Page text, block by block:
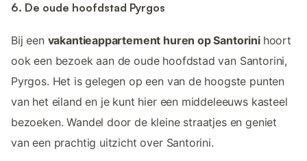
6. De oude hoofdstad Pyrgos
Bij een vakantieappartement huren op Santorini hoort
ook een bezoek aan de oude hoofdstad van Santorini,
Pyrgos. Het is gelegen op een van de hoogste punten
van het eiland en je kunt hier een middeleeuws kasteel
bezoeken. Wandel door de kleine straatjes en geniet
van een prachtig uitzicht over Santorini.